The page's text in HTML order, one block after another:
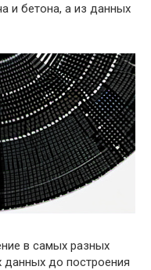
и бетона, а из данных
в самых разных
данных до построения